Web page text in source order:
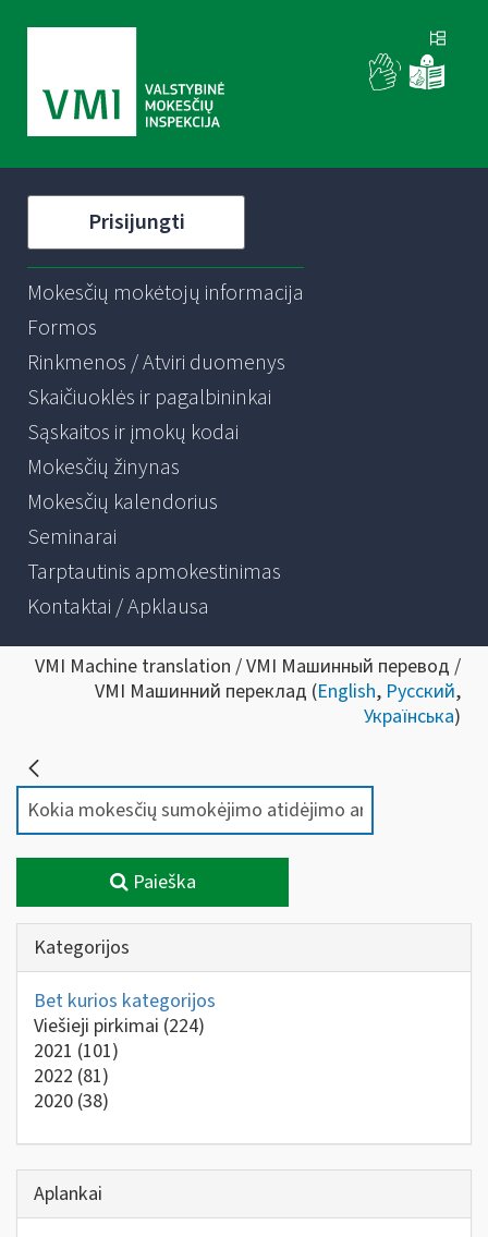
Prisijungti
Mokesčių mokėtojų informacija
Formos
Rinkmenos / Atviri duomenys
Skaičiuoklės ir pagalbininkai
Sąskaitos ir įmokų kodai
Mokesčių žinynas
Mokesčių kalendorius
Seminarai
Tarptautinis apmokestinimas
Kontaktai / Apklausa
VMI Machine translation / VMI Машинный перевод /
VMI Машинний переклад (English, Русский,
Українська)
Paieška
Kategorijos
Bet kurios kategorijos
Viešieji pirkimai (224)
2021 (101)
2022 (81)
2020 (38)
Aplankai